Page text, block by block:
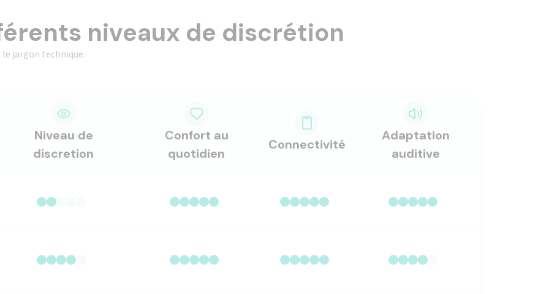
niveaux de discrétion
jargon technique.
Niveau de
discretion
Confort au
quotidien
Connectivité
Adaptation
auditive